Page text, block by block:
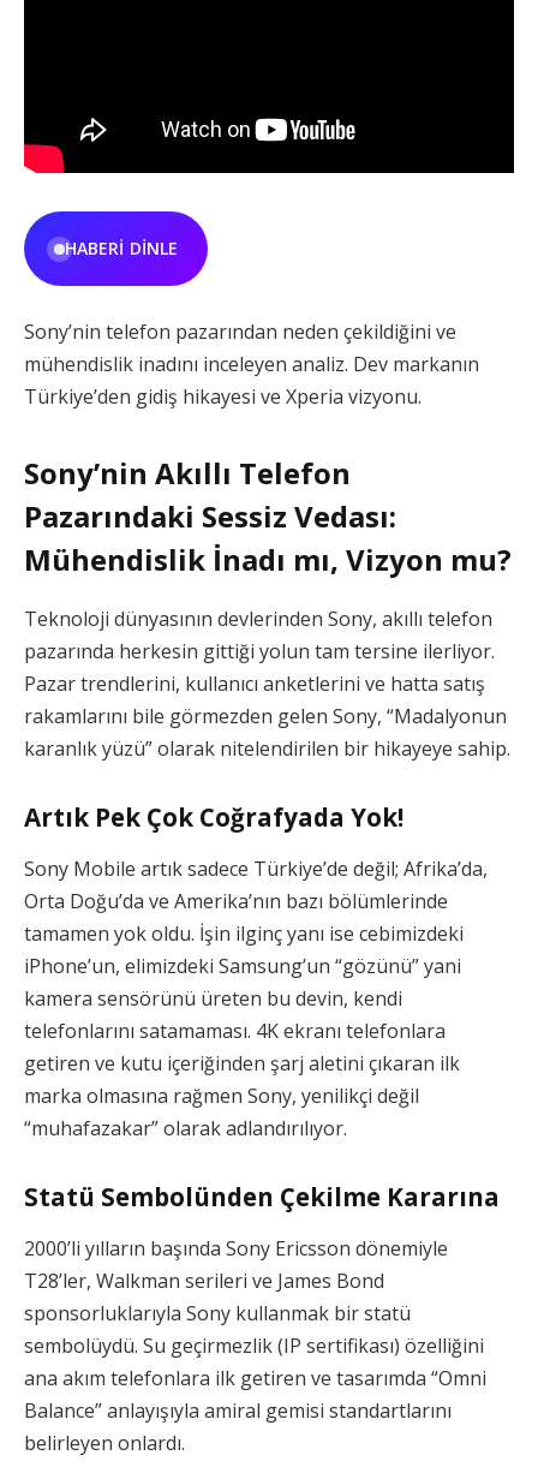
HABERI DINLE
Sony’nin telefon pazarından neden çekildiğini ve
mühendislik inadını inceleyen analiz. Dev markanın
Türkiye’den gidiş hikayesi ve Xperia vizyonu.
Sony’nin Akıllı Telefon
Pazarındaki Sessiz Vedası:
Mühendislik İnadı mı, Vizyon mu?
Teknoloji dünyasının devlerinden Sony, akıllı telefon
pazarında herkesin gittiği yolun tam tersine ilerliyor.
Pazar trendlerini, kullanıcı anketlerini ve hatta satış
rakamlarını bile görmezden gelen Sony, “Madalyonun
karanlık yüzü” olarak nitelendirilen bir hikayeye sahip.
Artık Pek Çok Coğrafyada Yok!
Sony Mobile artık sadece Türkiye’de değil; Afrika’da,
Orta Doğu’da ve Amerika’nın bazı bölümlerinde
tamamen yok oldu. İşin ilginç yanı ise cebimizdeki
iPhone’un, elimizdeki Samsung’un “gözünü” yani
kamera sensörünü üreten bu devin, kendi
telefonlarını satamaması. 4K ekranı telefonlara
getiren ve kutu içeriğinden şarj aletini çıkaran ilk
marka olmasına rağmen Sony, yenilikçi değil
“muhafazakar” olarak adlandırılıyor.
Statü Sembolünden Çekilme Kararına
2000’li yılların başında Sony Ericsson dönemiyle
T28’ler, Walkman serileri ve James Bond
sponsorluklarıyla Sony kullanmak bir statü
sembolüydü. Su geçirmezlik (IP sertifikası) özelliğini
ana akım telefonlara ilk getiren ve tasarımda “Omni
Balance” anlayışıyla amiral gemisi standartlarını
belirleyen onlardı.